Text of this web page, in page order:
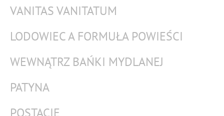
VANITAS VANITATUM
LODOWIEC A FORMUŁA POWIEŚCI
WEWNĄTRZ BAŃKI MYDLANEJ
PATYNA
POSTACIE